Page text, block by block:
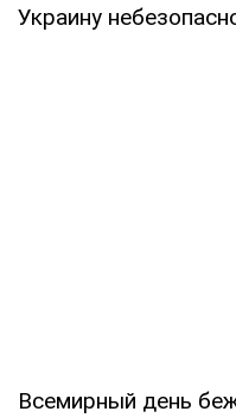
Украину
Всемирный день